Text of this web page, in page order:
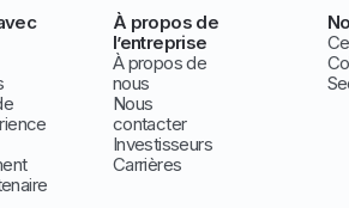
À propos de
l’entreprise
À propos de
nous
Nous
contacter
Investisseurs
Carrières